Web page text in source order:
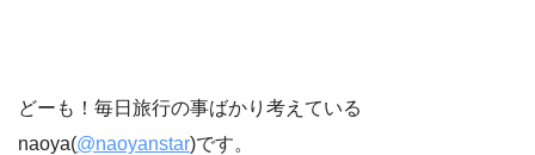
どーも！毎日旅行の事ばかり考えている
naoya(@naoyanstar)です。